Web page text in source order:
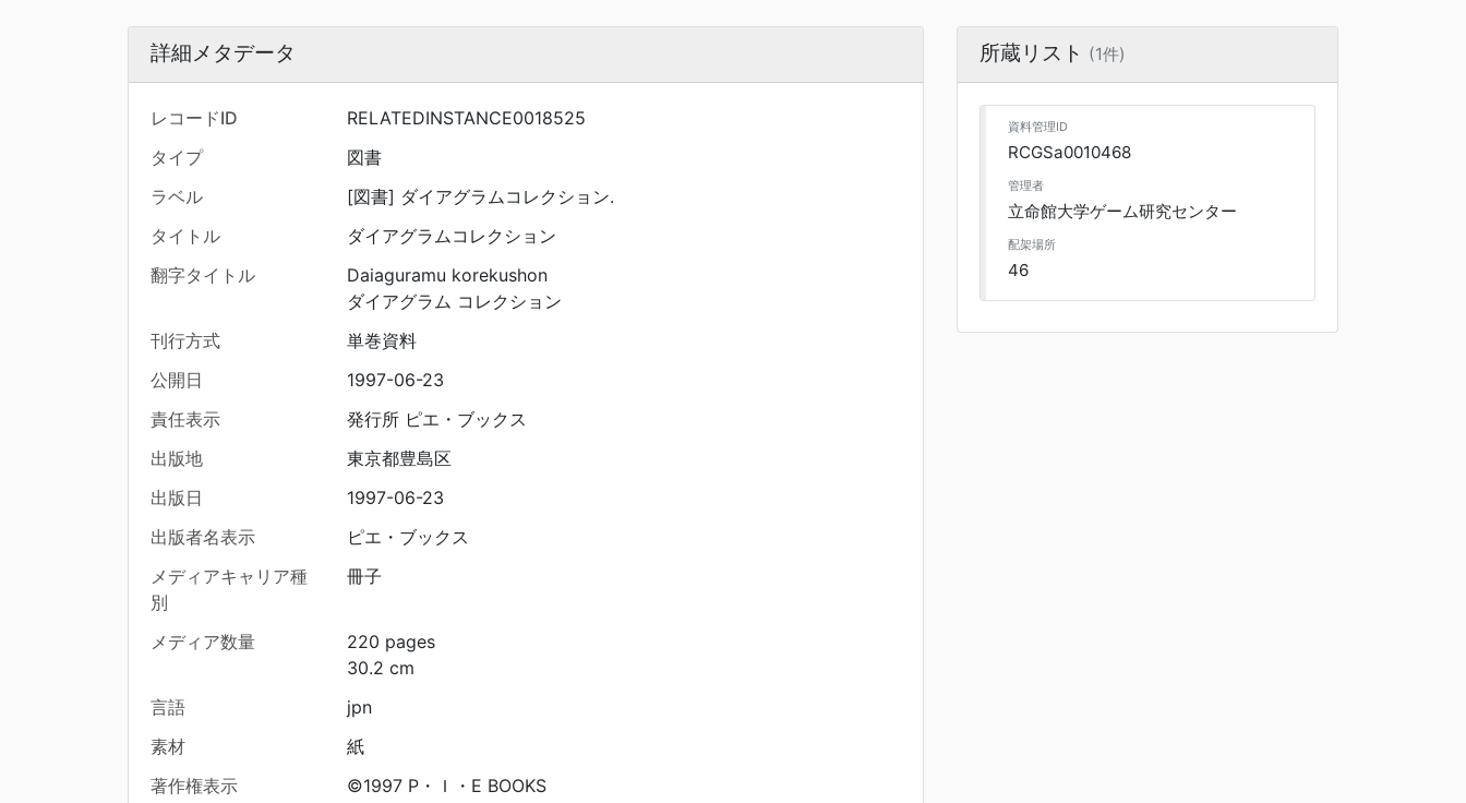
詳細メタデータ
レコードID
RELATEDINSTANCE0018525
タイプ
図書
ラベル
[図書] ダイアグラムコレクション.
タイトル
ダイアグラムコレクション
翻字タイトル
Daiaguramu korekushon
ダイアグラム コレクション
刊行方式
単巻資料
公開日
1997-06-23
責任表示
発行所 ピエ・ブックス
出版地
東京都豊島区
出版日
1997-06-23
出版者名表示
ピエ・ブックス
メディアキャリア種
別
冊子
メディア数量
220 pages
30.2 cm
言語
jpn
素材
紙
著作権表示
©1997 P・Ｉ・E BOOKS
所蔵リスト (1件)
資料管理ID
RCGSa0010468
管理者
立命館大学ゲーム研究センター
配架場所
46